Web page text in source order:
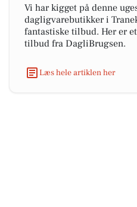
Vi har kigget på denne
dagligvarebutikker i
fantastiske tilbud. Her er
tilbud fra DagliBrugsen.
Læs hele artiklen her